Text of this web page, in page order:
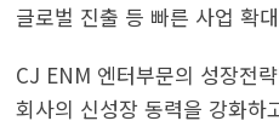
글로벌 진출 등 빠른 사업 확
CJ ENM 엔터부문의 성장전
회사의 신성장 동력을 강화하